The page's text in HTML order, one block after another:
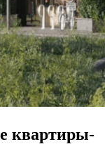
квартиры-